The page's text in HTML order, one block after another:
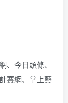
、今日頭條、
賽網、掌上藝